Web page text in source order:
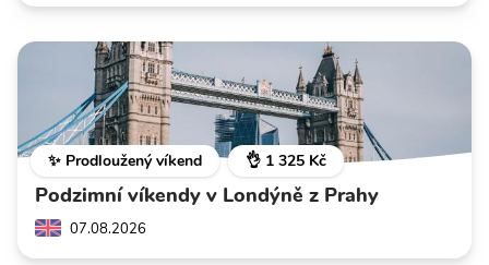
✨ Prodloužený víkend 👌 1 325 Kč
Podzimní víkendy v Londýně z Prahy
07.08.2026